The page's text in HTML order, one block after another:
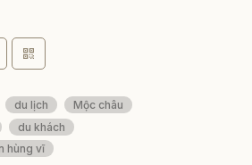
du lịch
Mộc châu
du khách
hùng vĩ